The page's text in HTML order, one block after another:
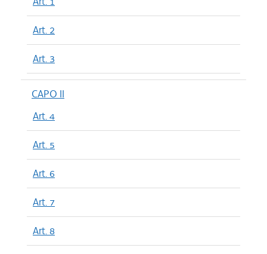
Art. 2
Art. 3
CAPO II
Art. 4
Art. 5
Art. 6
Art. 7
Art. 8